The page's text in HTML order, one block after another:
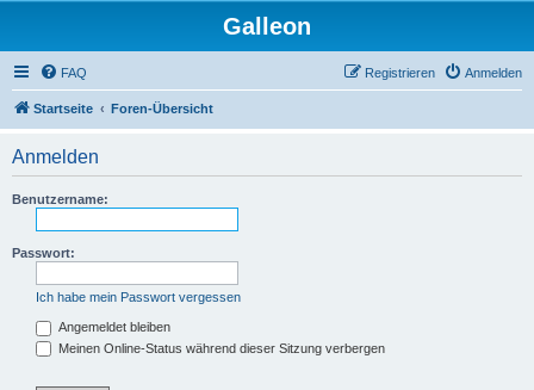
Galleon
FAQ Anmelden
Registrieren
Startseite Foren-Übersicht
Anmelden
Benutzername:
Passwort:
Ich habe mein Passwort vergessen
Angemeldet bleiben
Meinen Online-Status während dieser Sitzung verbergen